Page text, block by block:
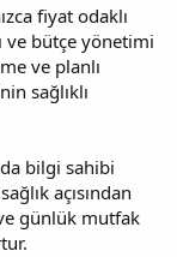
fiyat odaklı
ve bütçe yönetimi
ve planlı
sağlıklı
bilgi sahibi
açısından
günlük mutfak